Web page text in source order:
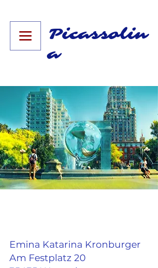
Picassolin
a​​
Emina Katarina Kronburger
Am Festplatz 20